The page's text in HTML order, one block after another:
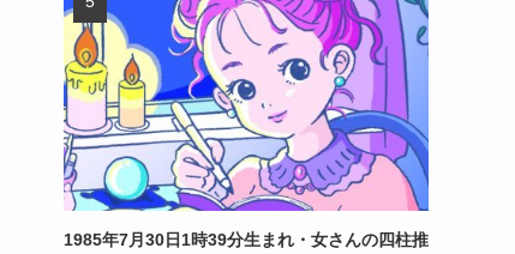
1985年7月30日1時39分生まれ・女さんの四柱推